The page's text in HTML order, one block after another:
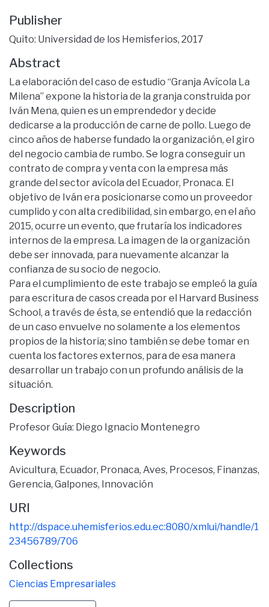
Publisher
Quito: Universidad de los Hemisferios, 2017
Abstract
La elaboración del caso de estudio “Granja Avícola La
Milena” expone la historia de la granja construida por
Iván Mena, quien es un emprendedor y decide
dedicarse a la producción de carne de pollo. Luego de
cinco años de haberse fundado la organización, el giro
del negocio cambia de rumbo. Se logra conseguir un
contrato de compra y venta con la empresa más
grande del sector avícola del Ecuador, Pronaca. El
objetivo de Iván era posicionarse como un proveedor
cumplido y con alta credibilidad, sin embargo, en el año
2015, ocurre un evento, que frutaría los indicadores
internos de la empresa. La imagen de la organización
debe ser innovada, para nuevamente alcanzar la
confianza de su socio de negocio.
Para el cumplimiento de este trabajo se empleó la guía
para escritura de casos creada por el Harvard Business
School, a través de ésta, se entendió que la redacción
de un caso envuelve no solamente a los elementos
propios de la historia; sino también se debe tomar en
cuenta los factores externos, para de esa manera
desarrollar un trabajo con un profundo análisis de la
situación.
Description
Profesor Guía: Diego Ignacio Montenegro
Keywords
Avicultura, Ecuador, Pronaca, Aves, Procesos, Finanzas,
Gerencia, Galpones, Innovación
URI
http://dspace.uhemisferios.edu.ec:8080/xmlui/handle/1
23456789/706
Collections
Ciencias Empresariales